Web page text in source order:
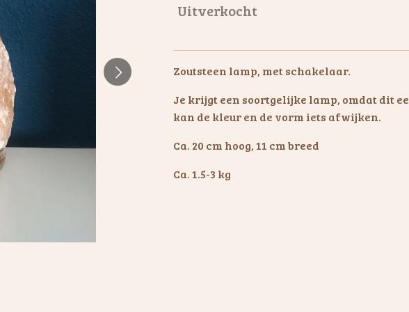
Uitverkocht
Zoutsteen lamp, met schakelaar.
Je krijgt een soortgelijke lamp, omdat dit
kan de kleur en de vorm iets afwijken.
Ca. 20 cm hoog, 11 cm breed
Ca. 1.5-3 kg